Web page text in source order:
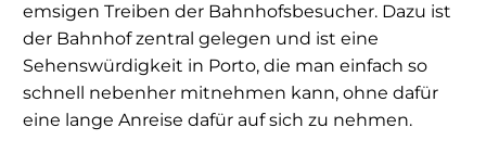
emsigen Treiben der Bahnhofsbesucher. Dazu ist
der Bahnhof zentral gelegen und ist eine
Sehenswürdigkeit in Porto, die man einfach so
schnell nebenher mitnehmen kann, ohne dafür
eine lange Anreise dafür auf sich zu nehmen.